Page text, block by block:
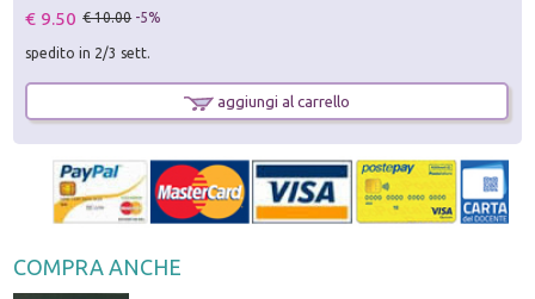
€ 9.50 € 10.00 -5%
spedito in 2/3 sett.
aggiungi al carrello
COMPRA ANCHE